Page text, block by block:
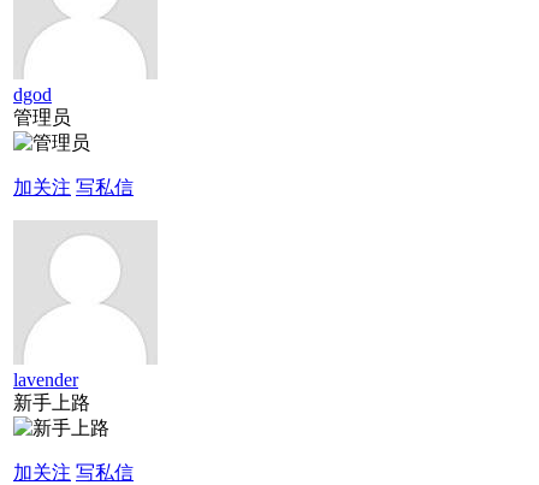
dgod
管理员
加关注 写私信
lavender
新手上路
加关注 写私信